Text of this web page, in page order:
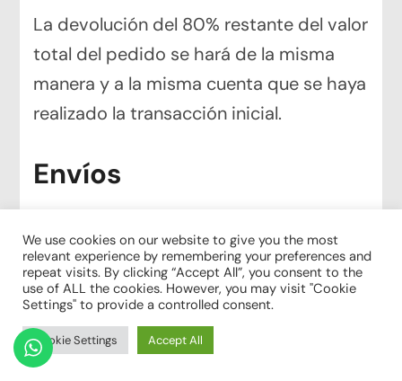
La devolución del 80% restante del valor
total del pedido se hará de la misma
manera y a la misma cuenta que se haya
realizado la transacción inicial.
Envíos
entregadas al comprador por empresas
transportadoras propiedad de terceros.
El comprador acepta las políticas de
entrega de dichas empresas
transportadoras para el envío, entrega y
We use cookies on our website to give you the most
relevant experience by remembering your preferences and
repeat visits. By clicking “Accept All”, you consent to the
use of ALL the cookies. However, you may visit "Cookie
Settings" to provide a controlled consent.
Cookie Settings Accept All